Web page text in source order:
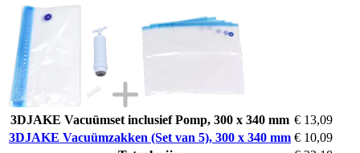
3DJAKE Vacuümset inclusief Pomp, 300 x 340 mm € 13,09
3DJAKE Vacuümzakken (Set van 5), 300 x 340 mm € 10,09